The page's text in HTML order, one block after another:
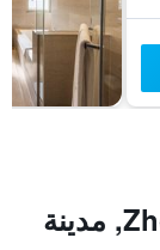
استكشفZhongzheng District, مدينة